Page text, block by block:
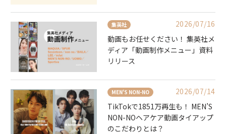
集英社
2026/07/16
動画もお任せください！ 集英社メ
ディア「動画制作メニュー」資料
リリース
MEN'S NON-NO
2026/07/14
TikTokで1851万再生も！ MEN’S
NON-NOヘアケア動画タイアップ
のこだわりとは？